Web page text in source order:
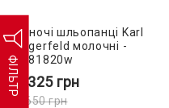
ФІЛЬТР
Жіночі шльопанці Karl
Lagerfeld молочні -
KL81820w
4 325 грн
8 650грн